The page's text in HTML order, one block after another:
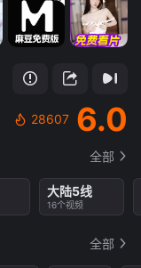
28607 6.0
全部
大陆5线
16个视频
全部